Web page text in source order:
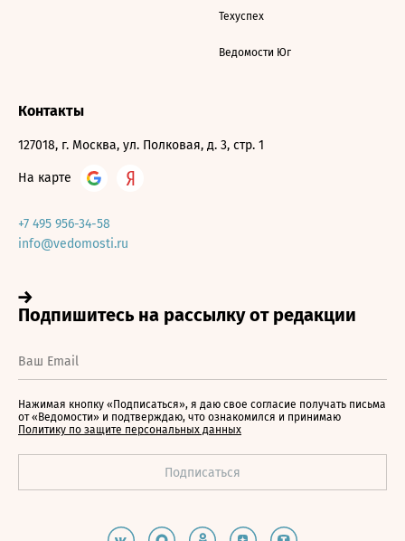
Техуспех
Ведомости Юг
Контакты
127018, г. Москва, ул. Полковая, д. 3, стр. 1
На карте
+7 495 956-34-58
info@vedomosti.ru
Нажимая кнопку «Подписаться», я даю свое согласие получать письма
от «Ведомости» и подтверждаю, что ознакомился и принимаю
Политику по защите персональных данных